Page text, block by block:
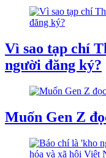
Vì sao tạp chí
người đăng ký?
Muốn Gen Z